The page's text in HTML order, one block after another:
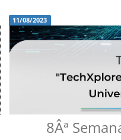
11/08/2023
8Âª